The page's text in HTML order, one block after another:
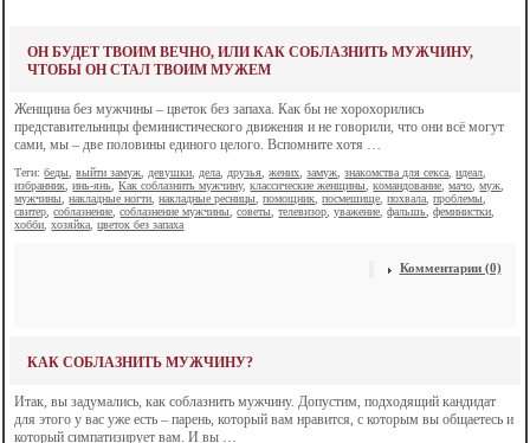
ОН БУДЕТ ТВОИМ ВЕЧНО, ИЛИ КАК СОБЛАЗНИТЬ МУЖЧИНУ,
ЧТОБЫ ОН СТАЛ ТВОИМ МУЖЕМ
Женщина без мужчины – цветок без запаха. Как бы не хорохорились
представительницы феминистического движения и не говорили, что они всё могут
сами, мы – две половины единого целого. Вспомните хотя …
Теги:беды ,выйти замуж девушки дела друзья ,жених ,замуж ,знакомства для секса ,идеал
избранник ,инь-янь ,Как соблазнить мужчину,классические женщины ,командование ,мачо ,муж
мужчины ,накладные ногти ,накладные ресницы ,помощник ,посмешище ,похвала ,проблемы
свитер ,соблазнение ,соблазнение мужчины ,советы ,телевизор ,уважение ,фальшь ,феминистки
хобби ,хозяйка ,цветок без запаха
Комментарии (0)
КАК СОБЛАЗНИТЬ МУЖЧИНУ?
Итак, вы задумались, как соблазнить мужчину. Допустим, подходящий кандидат
для этого у вас уже есть – парень, который вам нравится, с которым вы общаетесь и
который симпатизирует вам. И вы …